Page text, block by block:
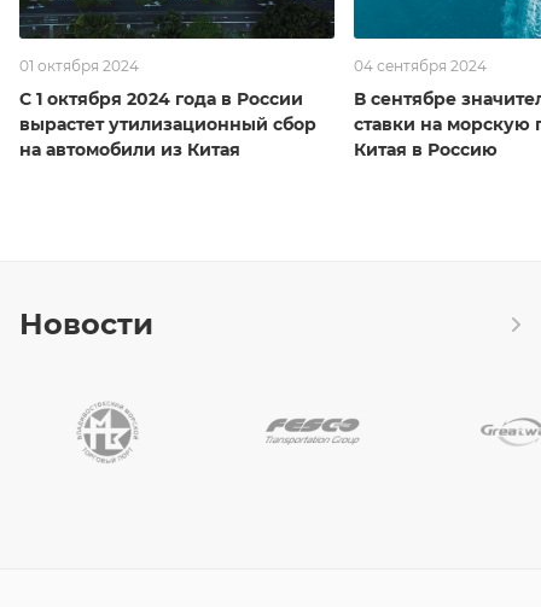
01 октября 2024
С 1 октября 2024 года в России
вырастет утилизационный сбор
на автомобили из Китая
04 сентября 2024
В сентябре
ставки на морскую
Китая в Россию
Новости